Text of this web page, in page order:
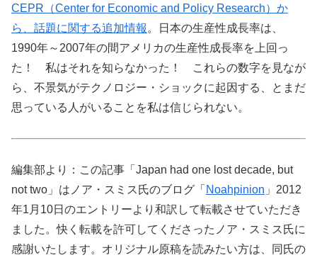
CEPR（Center for Economic and Policy Research）か
ら、話題に関する追加情報 。日本の生産性成長率は、
1990年～2007年の間アメリカの生産性成長率を上回っ
た！ 私はそれを知らなかった！ これらの数字を見なが
ら、不景気がテクノロジー・ショックに起因する、とまだ
思っている人がいることを私は信じられない。
編集部より：この記事「Japan had one lost decade, but
not two」はノア・スミス氏のブログ「 Noahpinion 」2012
年1月10日のエントリーより和訳して転載させていただき
ました。快く転載を許可してくださったノア・スミス氏に
感謝いたします。オリジナル原稿を読みたい方は、同氏の